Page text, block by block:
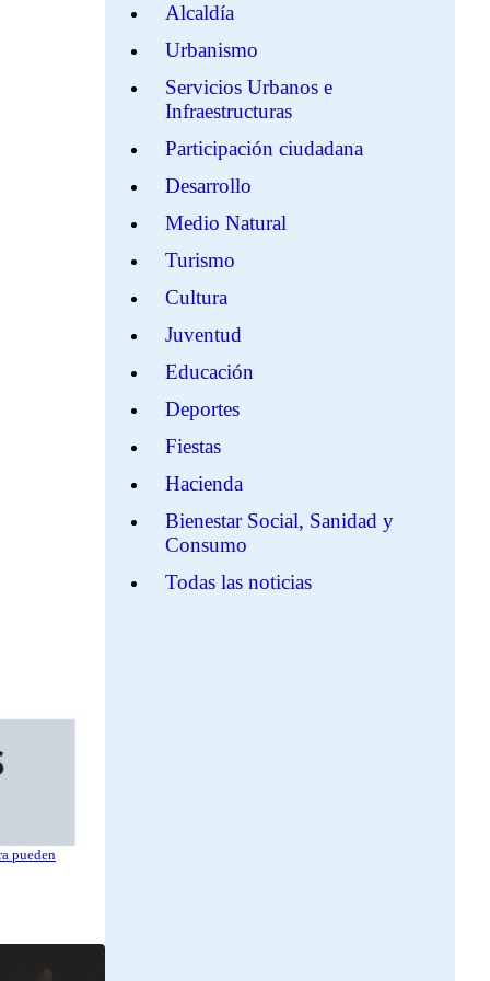
pueden
Alcaldía
Urbanismo
Servicios Urbanos e
Infraestructuras
Participación ciudadana
Desarrollo
Medio Natural
Turismo
Cultura
Juventud
Educación
Deportes
Fiestas
Hacienda
Bienestar Social, Sanidad y
Consumo
Todas las noticias